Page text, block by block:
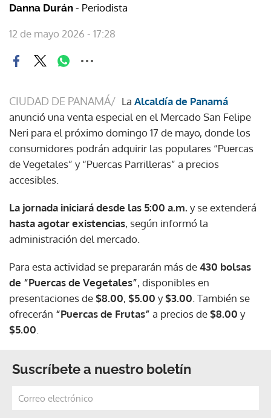
Danna Durán - Periodista
12 de mayo 2026 - 17:28
CIUDAD DE PANAMÁ/ La Alcaldía de Panamá
anunció una venta especial en el Mercado San Felipe
Neri para el próximo domingo 17 de mayo, donde los
consumidores podrán adquirir las populares “Puercas
de Vegetales” y “Puercas Parrilleras” a precios
accesibles.
La jornada iniciará desde las 5:00 a.m.y se extenderá
hasta agotar existencias, según informó la
administración del mercado.
Para esta actividad se prepararán más de430 bolsas
de “Puercas de Vegetales”, disponibles en
presentaciones de$8.00, $5.00 y$3.00 . También se
ofrecerán “Puercas de Frutas” a precios de$8.00 y
$5.00
Suscríbete a nuestro boletín